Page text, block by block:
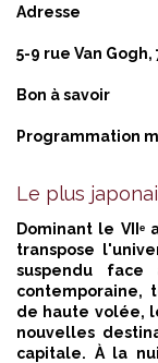
Adresse
5-9 rue Van Gogh,
Bon à savoir
Programmation
Le plus
Dominant le VIIᵉ
transpose
suspendu
contemporaine,
de haute volée,
nouvelles
capitale. À la